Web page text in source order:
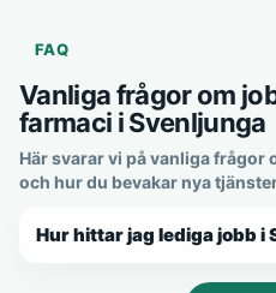
FAQ
Vanliga frågor om
farmaci i Svenljunga
Här svarar vi på vanliga frågor
och hur du bevakar nya
Hur hittar jag lediga jobb i